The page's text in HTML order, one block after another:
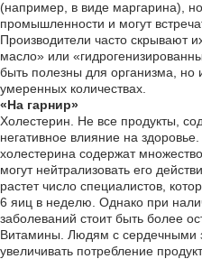
(например, в виде маргарина),
промышленности и могут
Производители часто скрывают
масло» или
быть полезны для организма, но
умеренных количествах.
«На гарнир»
Холестерин. Не все продукты,
негативное влияние на
холестерина содержат
могут нейтрализовать его
растет число специалистов,
6 яиц в неделю. Однако при
заболеваний стоит быть более
Витамины. Людям с сердечными
увеличивать потребление